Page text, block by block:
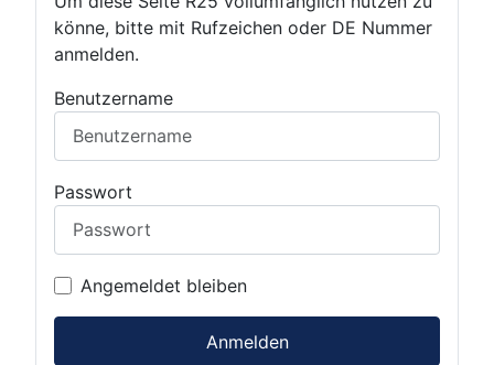
könne, bitte mit Rufzeichen oder DE Nummer
anmelden.
Benutzername
Passwort
Angemeldet bleiben
Anmelden